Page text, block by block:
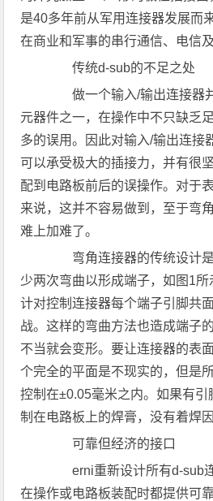
是40多年前从军用连接器发展而
在商业和军事的串行通信、电信
传统d-sub的不足之处
做一个输入/输出连接器
元器件之一，在操作中不只缺乏
多的误用。因此对输入/输出连接
可以承受极大的插接力，并有很
配到电路板前后的误操作。对于
来说，这并不容易做到，至于弯
难上加难了。
弯角连接器的传统设计是
少两次弯曲以形成端子，如图1
计对控制连接器每个端子引脚共
战。这样的弯曲方法也造成端子
不当就会变形。要让连接器的表
个完全的平面是不现实的，但是
控制在±0.05毫米之内。如果有
制在电路板上的焊膏，没有着焊
可靠但经济的接口
erni重新设计所有d-sub
在操作或电路板装配时都提供可